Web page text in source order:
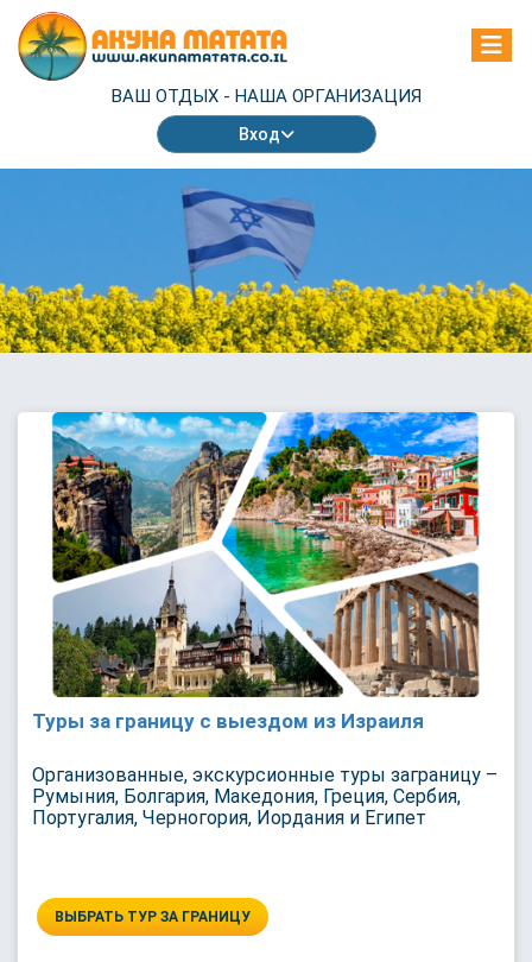
ВАШ ОТДЫХ - НАША ОРГАНИЗАЦИЯ
Вход
Туры за границу с выездом из Израиля
Организованные, экскурсионные туры заграницу –
Румыния, Болгария, Македония, Греция, Сербия,
Португалия, Черногория, Иордания и Египет
ВЫБРАТЬ ТУР ЗА ГРАНИЦУ